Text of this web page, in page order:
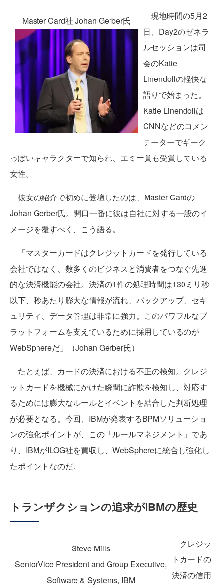
Master Card社 Johan Gerber氏
現地時間の5月2
日、Day2のゼネラ
ルセッションは司
会のKatie
Linendollの軽快な
語りで始まった。
Katie Linendollは
CNNなどのコメン
テーターでギーク
っぽいキャラクターで知られ、エミー賞も受賞している
女性。
彼女の紹介で初めに登壇したのは、Master Cardの
Johan Gerber氏。開口一番に彼は自社に対する一般のイ
メージを覆すべく、こう語る。
「マスターカードはクレジットカードを発行している
会社ではなく、数多くのビジネスと消費者をつなぐ先進
的な決済機能の会社。決済の1件の処理時間は130ミリ秒
以下、秒あたり膨大な情報が流れ、バックアップ、セキ
ュリティ、データ管理は非常に強力。このパワフルなプ
ラットフォームを支えているために採用しているのが
WebSphereだ」（Johan Gerber氏）
たとえば、カードの決済における不正の検知。クレジ
ットカードを機械にかけた瞬間に詐欺を検知し、対応す
るためには膨大なルールとイベントを結合した判断処理
が必要となる。今回、IBMが発表するBPMソリューショ
ンの強化ポイントが、この「ルールマネジメント」であ
り、IBMがILOG社を買収し、WebSphereに統合し強化し
たポイントなのだ。
トランザクションの追求がIBMの歴史
Steve Mills
SeniorVice President and Group Executive,
Software & Systems, IBM
クレジッ
トカードの
決済の信用